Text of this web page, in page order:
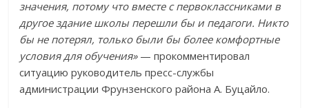
значения, потому что вместе с первоклассниками в
другое здание школы перешли бы и педагоги. Никто
бы не потерял, только были бы более комфортные
условия для обучения»— прокомментировал
ситуацию руководитель пресс-службы
администрации Фрунзенского района А. Буцайло.